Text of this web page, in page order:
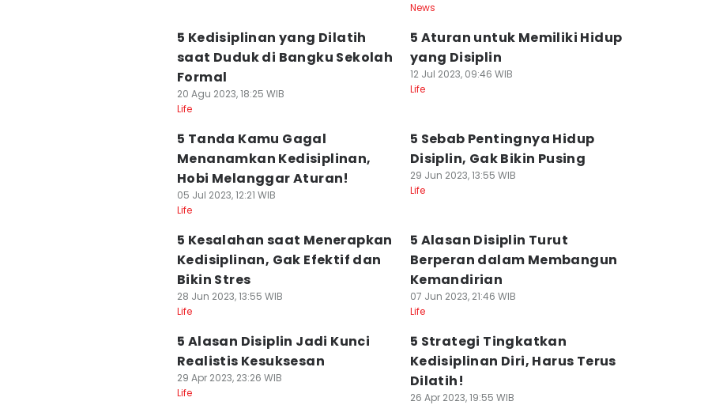
News
5 Kedisiplinan yang Dilatih
saat Duduk di Bangku Sekolah
Formal
20 Agu 2023, 18:25 WIB
Life
5 Aturan untuk Memiliki Hidup
yang Disiplin
12 Jul 2023, 09:46 WIB
Life
5 Tanda Kamu Gagal
Menanamkan Kedisiplinan,
Hobi Melanggar Aturan!
05 Jul 2023, 12:21 WIB
Life
5 Sebab Pentingnya Hidup
Disiplin, Gak Bikin Pusing
29 Jun 2023, 13:55 WIB
Life
5 Kesalahan saat Menerapkan
Kedisiplinan, Gak Efektif dan
Bikin Stres
28 Jun 2023, 13:55 WIB
Life
5 Alasan Disiplin Turut
Berperan dalam Membangun
Kemandirian
07 Jun 2023, 21:46 WIB
Life
5 Alasan Disiplin Jadi Kunci
Realistis Kesuksesan
29 Apr 2023, 23:26 WIB
Life
5 Strategi Tingkatkan
Kedisiplinan Diri, Harus Terus
Dilatih!
26 Apr 2023, 19:55 WIB